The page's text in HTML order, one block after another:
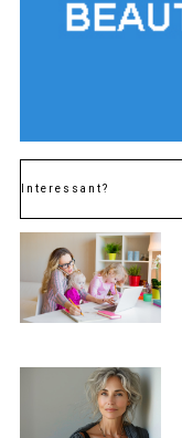
Interessant?